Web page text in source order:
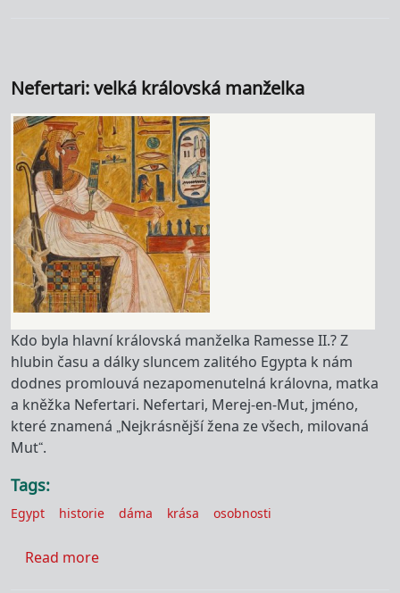
Nefertari: velká královská manželka
Kdo byla hlavní královská manželka Ramesse II.? Z
hlubin času a dálky sluncem zalitého Egypta k nám
dodnes promlouvá nezapomenutelná královna, matka
a kněžka Nefertari. Nefertari, Merej-en-Mut, jméno,
které znamená „Nejkrásnější žena ze všech, milovaná
Mut“.
Tags
Egypt historie dáma krása osobnosti
Read moreabout Nefertari: velká královská manželka